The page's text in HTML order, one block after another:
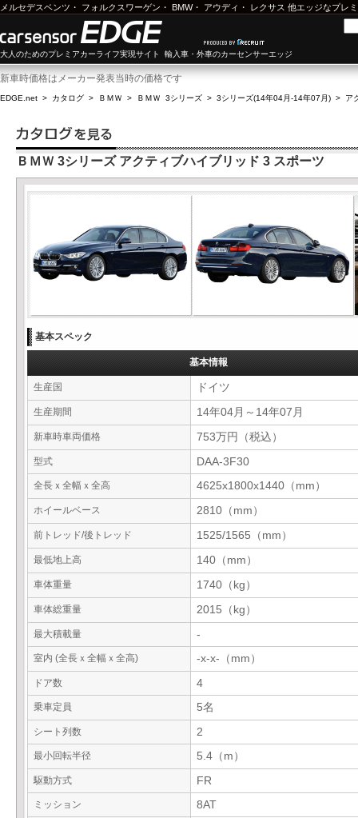
メルセデスベンツ ・ フォルクスワーゲン ・ BMW・ アウディ ・ レクサス 他エッジなプレ
大人のためのプレミアカーライフ実現サイト 輸入車・外車のカーセンサーエッジ
新車時価格はメーカー発表当時の価格です
EDGE.net > カタログ > ＢＭＷ > ＢＭＷ 3シリーズ > 3シリーズ(14年04月-14年07月) > ア
ＢＭＷ 3シリーズ アクティブハイブリッド 3 スポーツ
基本スペック
基本情報
生産国 ドイツ
生産期間 14年04月～14年07月
新車時車両価格 753万円（税込）
型式 DAA-3F30
全長ｘ全幅ｘ全高 4625x1800x1440（mm）
ホイールベース 2810（mm）
前トレッド/後トレッド 1525/1565（mm）
最低地上高 140（mm）
車体重量 1740（kg）
車体総重量 2015（kg）
最大積載量 -
室内 (全長ｘ全幅ｘ全高) -x-x-（mm）
ドア数 4
乗車定員 5名
シート列数 2
最小回転半径 5.4（m）
駆動方式 FR
ミッション 8AT